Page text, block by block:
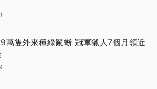
萬隻外來種綠鬣蜥 冠軍獵人7個月領近